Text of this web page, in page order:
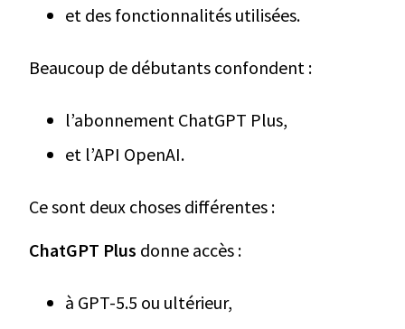
et des fonctionnalités utilisées.
Beaucoup de débutants confondent :
l’abonnement ChatGPT Plus,
et l’API OpenAI.
Ce sont deux choses différentes :
ChatGPT Plus donne accès :
à GPT-5.5 ou ultérieur,